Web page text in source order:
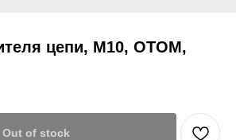
цепи, M10, OTOM,
Out of stock